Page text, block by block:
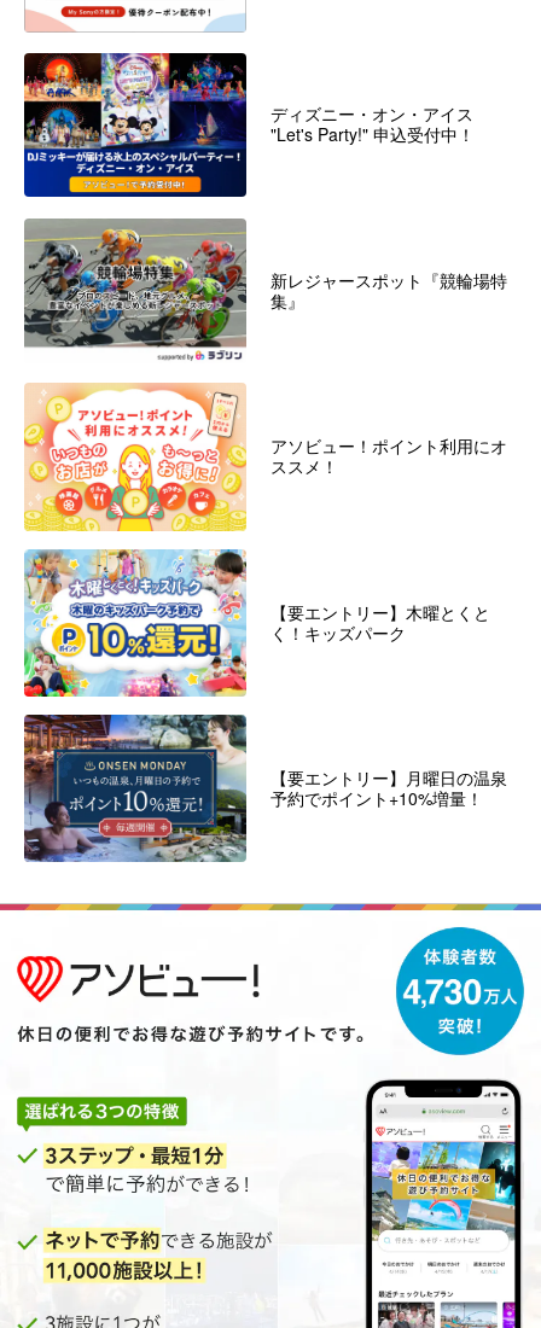
ディズニー・オン・アイス
"Let's Party!" 申込受付中！
新レジャースポット『競輪場特
集』
アソビュー！ポイント利用にオ
ススメ！
【要エントリー】木曜とくと
く！キッズパーク
【要エントリー】月曜日の温泉
予約でポイント+10%増量！